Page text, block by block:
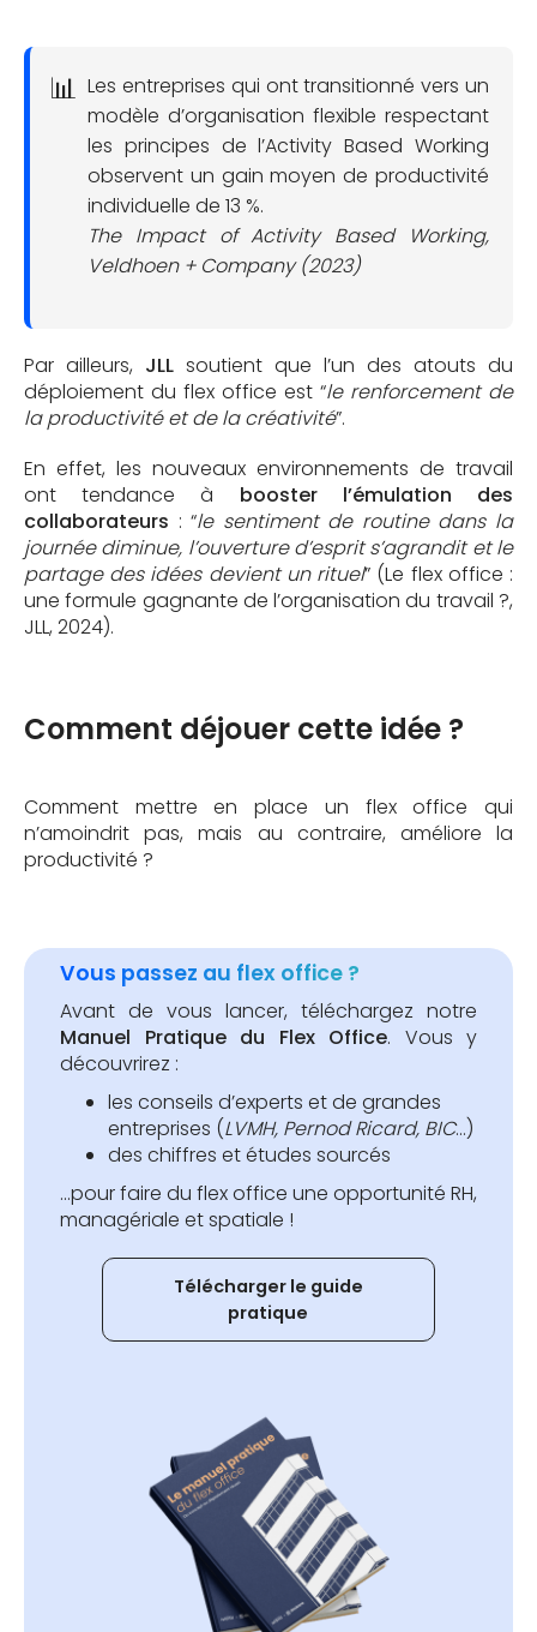
Les entreprises qui ont transitionné vers un
modèle d’organisation flexible respectant
les principes de l’Activity Based Working
observent un gain moyen de productivité
individuelle de 13 %.
The Impact of Activity Based Working,
Veldhoen + Company (2023)
Par ailleurs, JLL soutient que l’un des atouts du
déploiement du flex office est “le renforcement de
la productivité et de la créativité”.
En effet, les nouveaux environnements de travail
ont tendance à booster l’émulation des
collaborateurs : “le sentiment de routine dans la
journée diminue, l’ouverture d’esprit s’agrandit et le
partage des idées devient un rituel” (Le flex office :
une formule gagnante de l’organisation du travail ?,
JLL, 2024).
Comment déjouer cette idée ?
Comment mettre en place un flex office qui
n’amoindrit pas, mais au contraire, améliore la
productivité ?
Vous passez au flex office ?
Avant de vous lancer, téléchargez notre
Manuel Pratique du Flex Office. Vous y
découvrirez :
les conseils d’experts et de grandes
entreprises (LVMH, Pernod Ricard, BIC…)
des chiffres et études sourcés
...pour faire du flex office une opportunité RH,
managériale et spatiale !
Télécharger le guide
pratique